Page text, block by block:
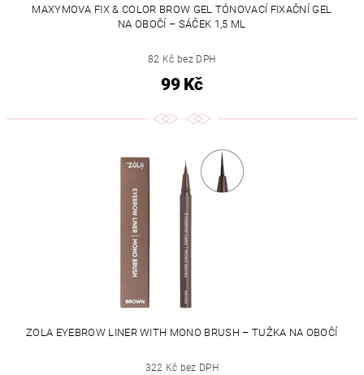
MAXYMOVA FIX & COLOR BROW GEL TÓNOVACÍ FIXAČNÍ GEL
NA OBOČÍ – SÁČEK 1,5 ML
82 Kč bez DPH
99 Kč
ZOLA EYEBROW LINER WITH MONO BRUSH – TUŽKA NA OBOČÍ
322 Kč bez DPH